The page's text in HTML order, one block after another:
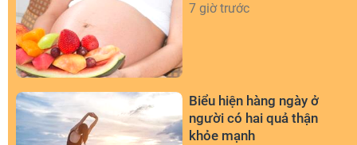
7 giờ trước
Biểu hiện hàng ngày ở
người có hai quả thận
khỏe mạnh